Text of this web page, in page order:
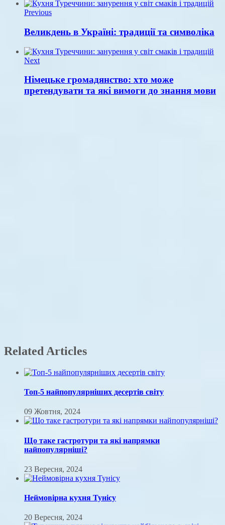
Previous
Великдень в Україні: традиції та символіка
Next
Німецьке громадянство: хто може
претендувати та які вимоги до знання мови
Related Articles
Топ-5 найпопулярніших десертів світу
09 Жовтня, 2024
Що таке гастротури та які напрямки
найпопулярніші?
23 Вересня, 2024
Неймовірна кухня Тунісу
20 Вересня, 2024